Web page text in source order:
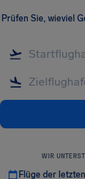
Prüfen Sie, wieviel
WIR
Flüge der